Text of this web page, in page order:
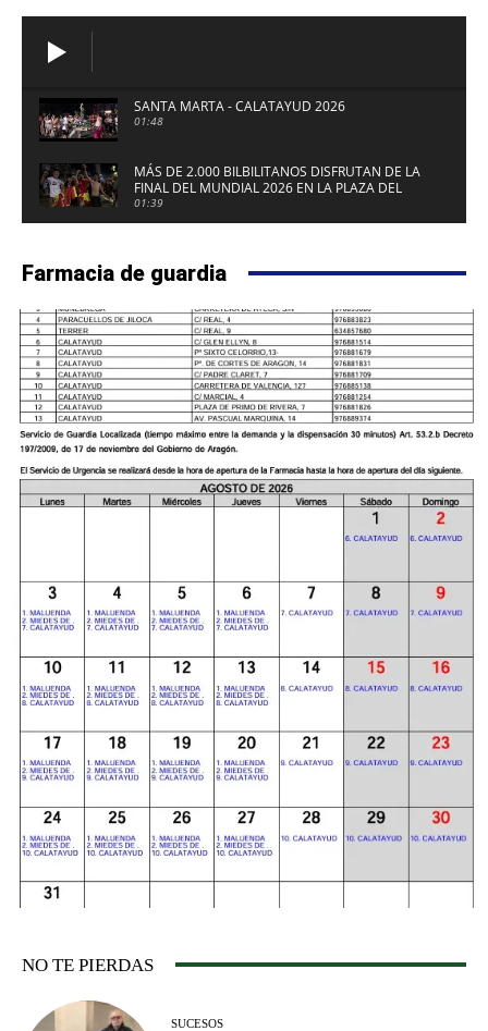
SANTA MARTA - CALATAYUD 2026
01:48
MÁS DE 2.000 BILBILITANOS DISFRUTAN DE LA
FINAL DEL MUNDIAL 2026 EN LA PLAZA DEL
FUERTE DE CALATAYUD
01:39
Farmacia de guardia
NO TE PIERDAS
SUCESOS